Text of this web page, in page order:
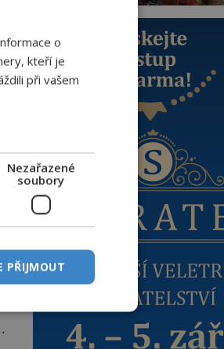
o
kteří je
při vašem
Nezařazené
soubory
PŘIJMOUT